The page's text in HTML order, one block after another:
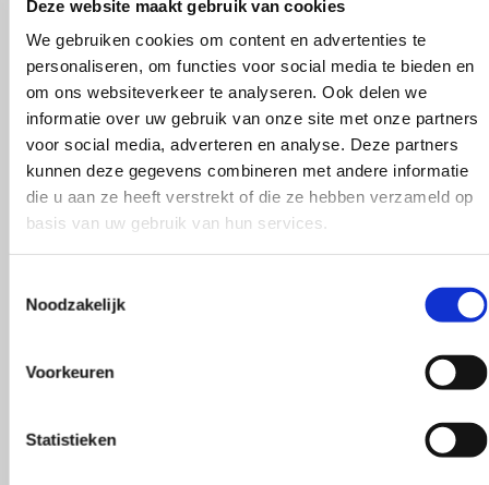
Deze website maakt gebruik van cookies
We gebruiken cookies om content en advertenties te
personaliseren, om functies voor social media te bieden en
om ons websiteverkeer te analyseren. Ook delen we
informatie over uw gebruik van onze site met onze partners
voor social media, adverteren en analyse. Deze partners
kunnen deze gegevens combineren met andere informatie
die u aan ze heeft verstrekt of die ze hebben verzameld op
basis van uw gebruik van hun services.
Noodzakelijk
Voorkeuren
Statistieken
en goed advies.
klopte heel
Rieneke, ze
gegeven een